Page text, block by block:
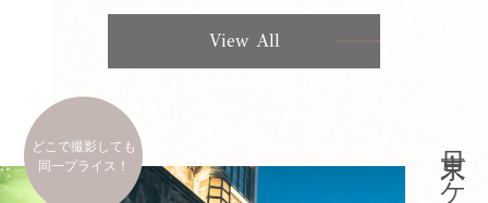
View All
どこで撮影しても
同一プライス！